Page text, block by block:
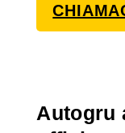
Autogru